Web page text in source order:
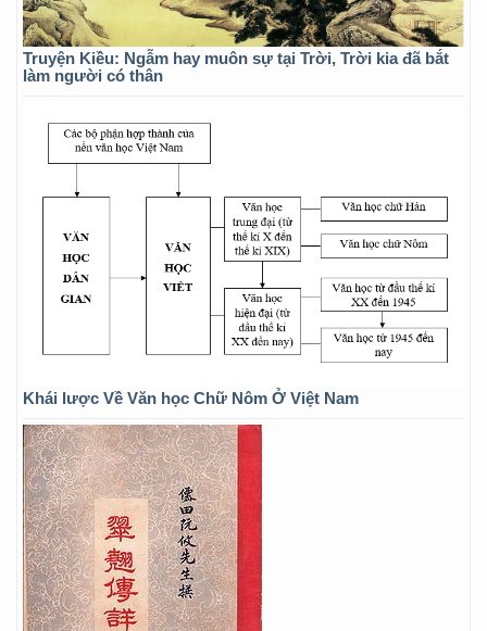
Truyện Kiều: Ngẫm hay muôn sự tại Trời, Trời kia đã bắt
làm người có thân
Khái lược Về Văn học Chữ Nôm Ở Việt Nam